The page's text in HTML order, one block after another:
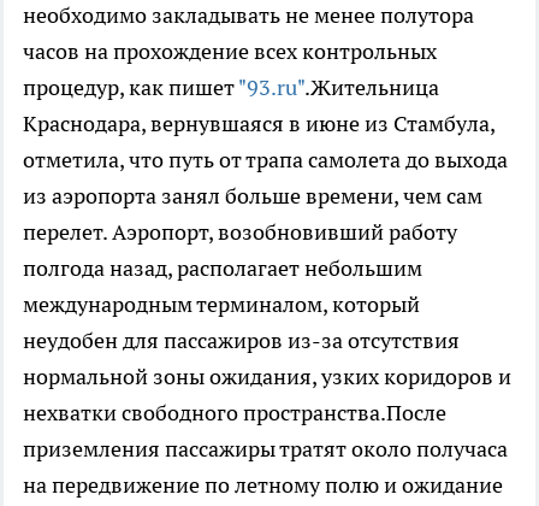
необходимо закладывать не менее полутора
часов на прохождение всех контрольных
процедур, как пишет"93.ru".Жительница
Краснодара, вернувшаяся в июне из Стамбула,
отметила, что путь от трапа самолета до выхода
из аэропорта занял больше времени, чем сам
перелет. Аэропорт, возобновивший работу
полгода назад, располагает небольшим
международным терминалом, который
неудобен для пассажиров из-за отсутствия
нормальной зоны ожидания, узких коридоров и
нехватки свободного пространства.После
приземления пассажиры тратят около получаса
на передвижение по летному полю и ожидание